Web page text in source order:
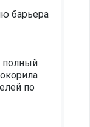
барьера
полный
по